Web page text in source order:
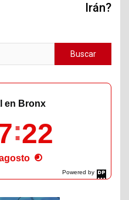
Irán?
Powered by
DaysPedia.com
en Bronx
24